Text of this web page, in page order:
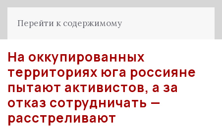
Перейти к содержимому
На оккупированных
территориях юга россияне
пытают активистов, а за
отказ сотрудничать —
расстреливают